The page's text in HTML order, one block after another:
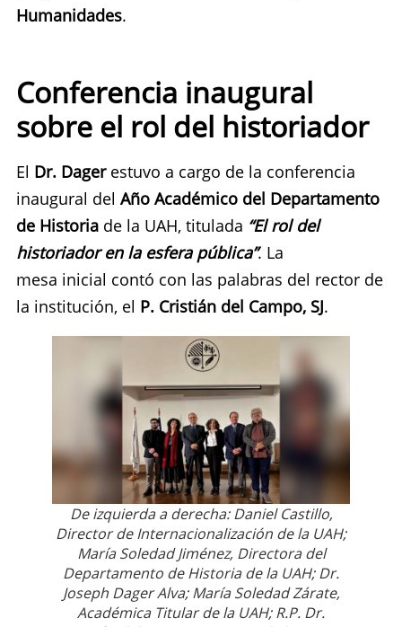
Humanidades.
Conferencia inaugural
sobre el rol del historiador
El Dr. Dagerestuvo a cargo de la conferencia
inaugural del Año Académico del Departamento
de Historia de la UAH, titulada “El rol del
historiador en la esfera pública”. La
mesa inicial contó con las palabras del rector de
la institución, el P. Cristián del Campo, SJ.
De izquierda a derecha: Daniel Castillo,
Director de Internacionalización de la UAH;
María Soledad Jiménez, Directora del
Departamento de Historia de la UAH; Dr.
Joseph Dager Alva; María Soledad Zárate,
Académica Titular de la UAH; R.P. Dr.